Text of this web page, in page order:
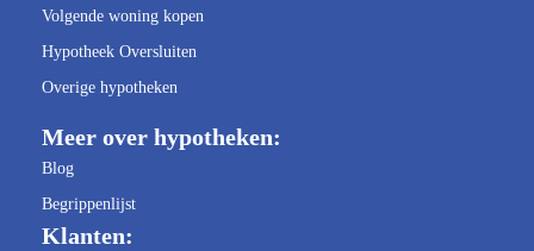
Volgende woning kopen
Hypotheek Oversluiten
Overige hypotheken
Meer over hypotheken:
Blog
Begrippenlijst
Klanten: